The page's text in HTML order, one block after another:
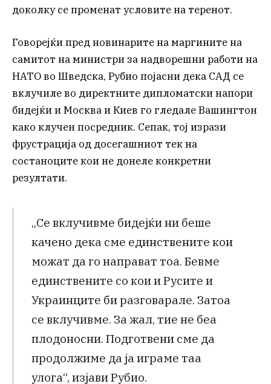
доколку се променат условите на теренот.
Говорејќи пред новинарите на маргините на
самитот на министри за надворешни работи на
НАТО во Шведска, Рубио појасни дека САД се
вклучиле во директните дипломатски напори
бидејќи и Москва и Киев го гледале Вашингтон
како клучен посредник. Сепак, тој изрази
фрустрација од досегашниот тек на
состаноците кои не донеле конкретни
резултати.
„Се вклучивме бидејќи ни беше
качено дека сме единствените кои
можат да го направат тоа. Бевме
единствените со кои и Русите и
Украинците би разговарале. Затоа
се вклучивме. За жал, тие не беа
плодоносни. Подготвени сме да
продолжиме да ја играме таа
улога“, изјави Рубио.